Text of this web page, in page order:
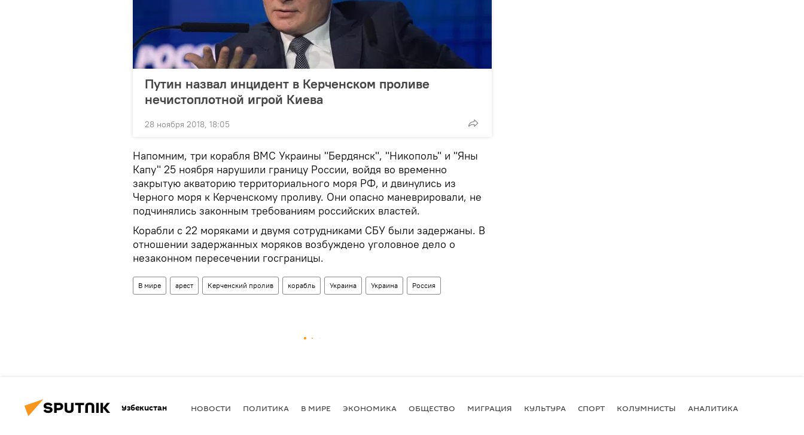
Путин назвал инцидент в Керченском проливе
нечистоплотной игрой Киева
28 ноября 2018, 18:05
Напомним, три корабля ВМС Украины "Бердянск", "Никополь" и "Яны
Капу" 25 ноября нарушили границу России, войдя во временно
закрытую акваторию территориального моря РФ, и двинулись из
Черного моря к Керченскому проливу. Они опасно маневрировали, не
подчинялись законным требованиям российских властей.
Корабли с 22 моряками и двумя сотрудниками СБУ были задержаны. В
отношении задержанных моряков возбуждено уголовное дело о
незаконном пересечении госграницы.
В мире арест Керченский пролив корабль Украина Украина Россия
Узбекистан НОВОСТИ ПОЛИТИКА В МИРЕ ЭКОНОМИКА ОБЩЕСТВО МИГРАЦИЯ КУЛЬТУРА СПОРТ КОЛУМНИСТЫ АНАЛИТИКА